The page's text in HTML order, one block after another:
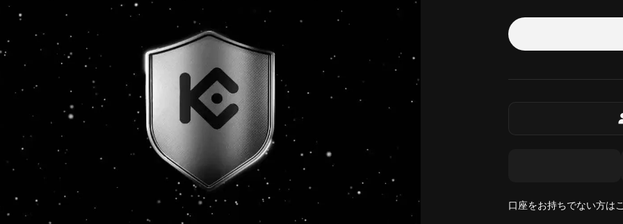
口座をお持ちでない方は